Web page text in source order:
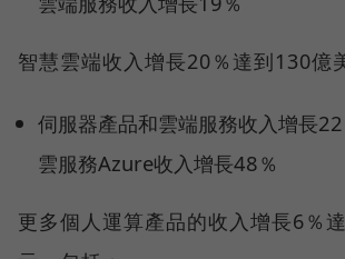
智慧雲端收入增長20％達到130億
伺服器產品和雲端服務收入增長
雲服務Azure收入增長48％
更多個人運算產品的收入增長6％